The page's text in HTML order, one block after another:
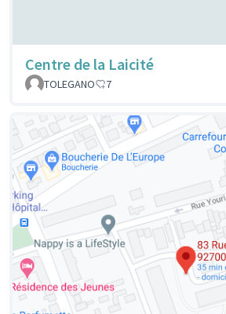
Centre de la Laicité
TOLEGANO
7